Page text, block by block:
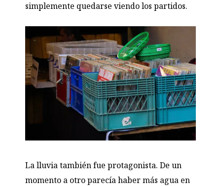
simplemente quedarse viendo los partidos.
La lluvia también fue protagonista. De un
momento a otro parecía haber más agua en